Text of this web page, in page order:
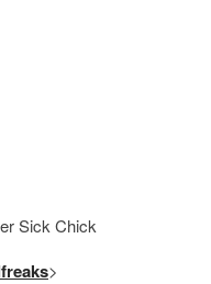
Sick Chick
>